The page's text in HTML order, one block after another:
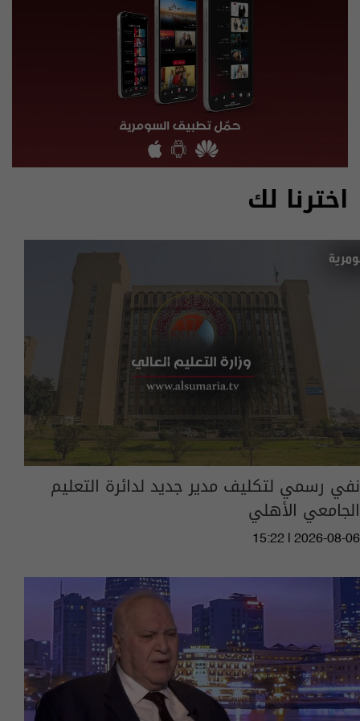
اخترنا لك
نفي رسمي لتكليف مدير جديد لدائرة التعليم
الجامعي الأهلي
15:22 | 2026-08-06